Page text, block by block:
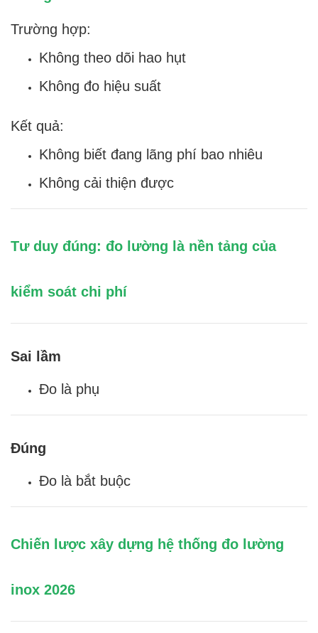
Trường hợp:
Không theo dõi hao hụt
Không đo hiệu suất
Kết quả:
Không biết đang lãng phí bao nhiêu
Không cải thiện được
Tư duy đúng: đo lường là nền tảng của
kiểm soát chi phí
Sai lầm
Đo là phụ
Đúng
Đo là bắt buộc
Chiến lược xây dựng hệ thống đo lường
inox 2026